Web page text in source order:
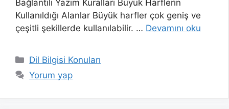
Bağlantılı Yazım Kuralları Büyük Harflerin
Kullanıldığı Alanlar Büyük harfler çok geniş ve
çeşitli şekillerde kullanılabilir. … Devamını oku
Kategoriler
Dil Bilgisi Konuları
Yorum yap